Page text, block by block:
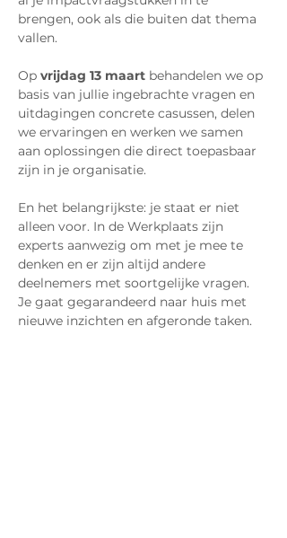
brengen, ook als die buiten dat thema
vallen.
Op vrijdag 13 maart behandelen we op
basis van jullie ingebrachte vragen en
uitdagingen concrete casussen, delen
we ervaringen en werken we samen
aan oplossingen die direct toepasbaar
zijn in je organisatie.
En het belangrijkste: je staat er niet
alleen voor. In de Werkplaats zijn
experts aanwezig om met je mee te
denken en er zijn altijd andere
deelnemers met soortgelijke vragen.
Je gaat gegarandeerd naar huis met
nieuwe inzichten en afgeronde taken.